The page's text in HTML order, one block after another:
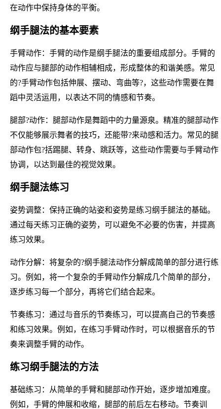
在动作中保持身体的平衡。
纲手腿法的基本要素
手臂动作：手臂的动作是纲手腿法的重要组成部分。手臂的
动作应与腿部的动作相辅相成，形成整体的和谐美感。常见
的?手臂动作包括伸展、摆动、弯曲等?，这些动作需要在舞
蹈中灵活运用，以表达不同的情感和节奏。
腿部?动作：腿部动作是舞蹈中的力量源泉。精准的腿部动作
不仅能够展示舞者的技巧，还能带?来动感和活力。常见的腿
部动作包?括踢腿、转身、跳跃等，这些动作需要与手臂动作
协调，以达到最佳的视觉效果。
纲手腿法练习
姿势调整：保持正确的站姿和姿势是练习纲手腿法的基础。
通过每天练习正确的姿势，可以避免不必要的伤害，并提高
练习效果。
动作分解：将复杂的?纲手腿法动作分解成简单的部分进行练
习。例如，将一个复杂的手臂动作分解成几个简单的部分，
逐步练习每一个部分，再将它们结合起来。
节奏练习：通过与音乐的节奏练习，可以提高自己的节奏感
和练习效果。例如，在练习手臂动作时，可以根据音乐的节
奏来调整手臂的动作。
练习纲手腿法的方法
基础练习：从简单的手臂和腿部动作开始，逐步增加难度。
例如，手臂的伸展和收缩，腿部的前后左右移动。节奏训